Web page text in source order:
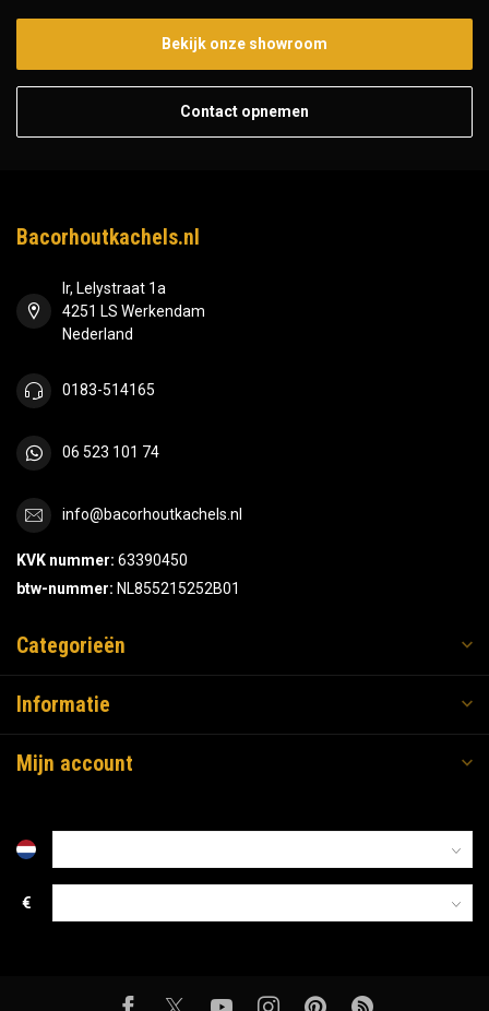
Bekijk onze showroom
Contact opnemen
Bacorhoutkachels.nl
Ir, Lelystraat 1a
4251 LS Werkendam
Nederland
0183-514165
06 523 101 74
info@bacorhoutkachels.nl
KVK nummer: 63390450
btw-nummer: NL855215252B01
Categorieën
Informatie
Mijn account
€